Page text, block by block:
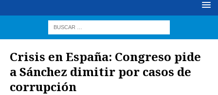
Crisis en España: Congreso pide
a Sánchez dimitir por casos de
corrupción